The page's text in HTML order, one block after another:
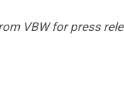
VBW for press